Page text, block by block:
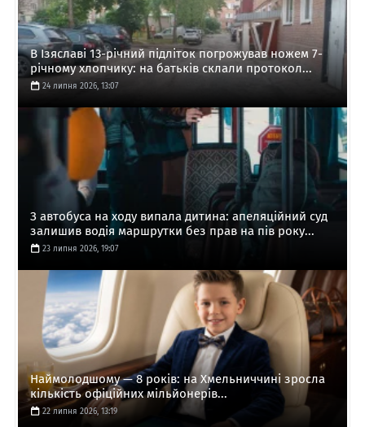
В Ізяславі 13-річний підліток погрожував ножем 7-
річному хлопчику: на батьків склали протокол...
24 липня 2026, 13:07
З автобуса на ходу випала дитина: апеляційний суд
залишив водія маршрутки без прав на пів року...
23 липня 2026, 19:07
Наймолодшому — 8 років: на Хмельниччині зросла
кількість офіційних мільйонерів...
22 липня 2026, 13:19